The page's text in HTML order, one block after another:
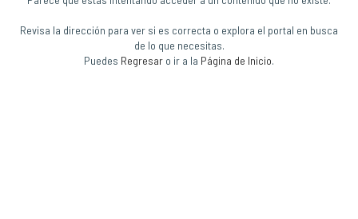
Revisa la dirección para ver si es correcta o explora el portal en busca
de lo que necesitas.
Puedes Regresar o ir a la Página de Inicio.